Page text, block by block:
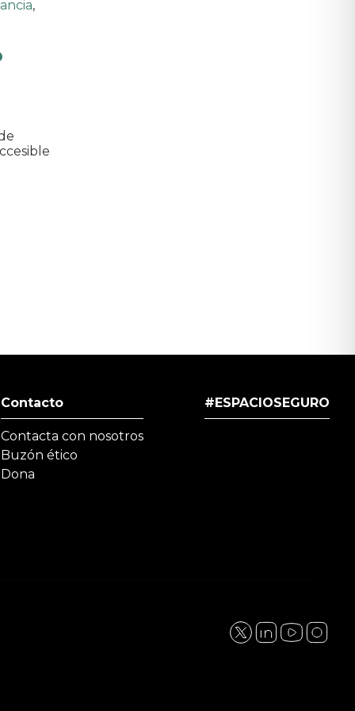
,
Contacto
Contacta con nosotros
Buzón ético
Dona
#ESPACIOSEGURO